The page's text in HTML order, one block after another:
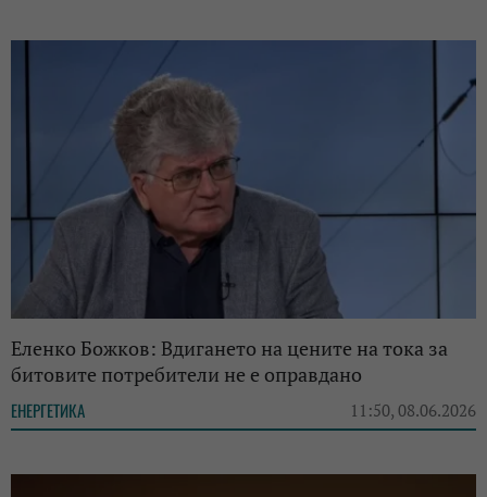
Еленко Божков: Вдигането на цените на тока за
битовите потребители не е оправдано
ЕНЕРГЕТИКА 11:50, 08.06.2026